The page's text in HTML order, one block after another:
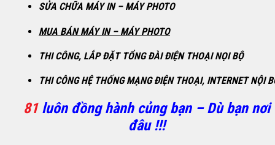
SỬA CHỮA MÁY IN – MÁY PHOTO
MUA BÁN MÁY IN – MÁY PHOTO
THI CÔNG, LẮP ĐẶT TỔNG ĐÀI ĐIỆN THOẠI NỌI BỘ
THI CÔNG HỆ THỐNG MẠNG ĐIỆN THOẠI, INTERNET NỘI
81 luôn đồng hành củng bạn – Dù bạn nơi
đâu !!!